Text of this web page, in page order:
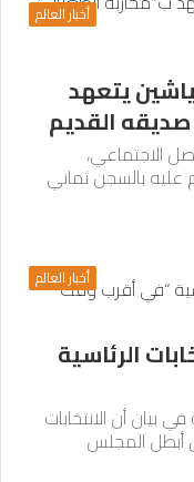
أخبار العالم
يتعهد
القديم
الاجتماعي،
عليه بالسجن ثماني
أخبار العالم
الرئاسية
بيان أن الانتخابات
أبطل المجلس